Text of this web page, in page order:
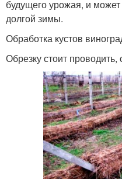
будущего урожая, и
долгой зимы.
Обработка кустов
Обрезку стоит